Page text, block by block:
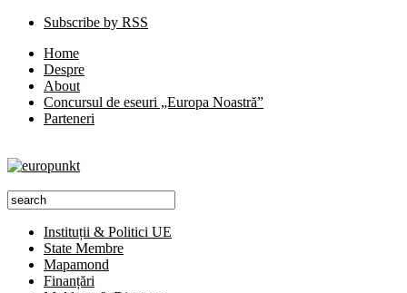
Subscribe by RSS
Home
Despre
About
Concursul de eseuri „Europa Noastră”
Parteneri
Instituții & Politici UE
State Membre
Mapamond
Finanțări